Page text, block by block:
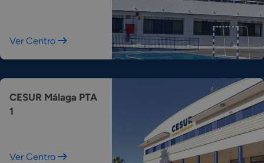
Ver Centro
CESUR Málaga PTA
1
Ver Centro